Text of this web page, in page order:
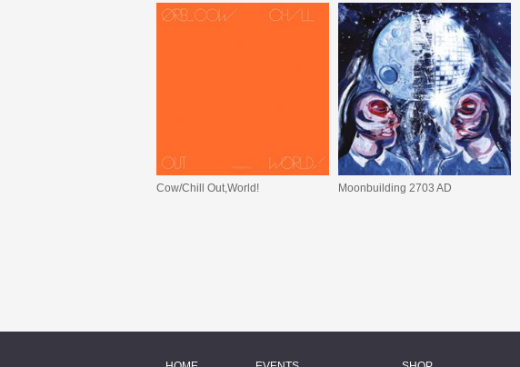
Cow/Chill Out,World! Moonbuilding 2703 AD